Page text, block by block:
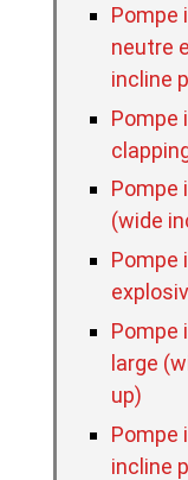
Pompe
neutre
incline
Pompe
Pompe
(wide
Pompe
Pompe
large
up)
Pompe
incline